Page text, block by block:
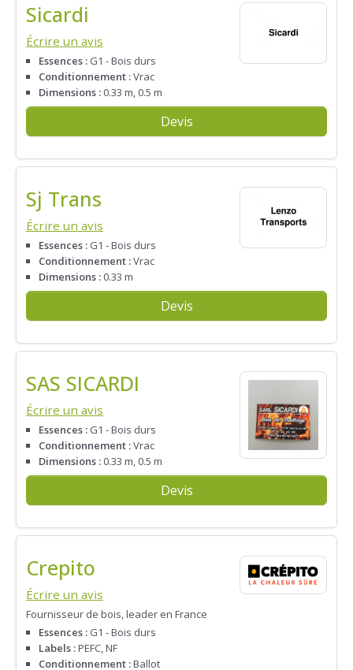
Sicardi
Écrire un avis
Essences : G1 - Bois durs
Conditionnement :Vrac
Dimensions : 0.33 m, 0.5 m
Devis
Sj Trans
Écrire un avis
Essences : G1 - Bois durs
Conditionnement :Vrac
Dimensions : 0.33 m
Devis
SAS SICARDI
Écrire un avis
Essences : G1 - Bois durs
Conditionnement :Vrac
Dimensions : 0.33 m, 0.5 m
Devis
Crepito
Écrire un avis
Fournisseur de bois, leader en France
Essences : G1 - Bois durs
Labels :PEFC, NF
Conditionnement :Ballot